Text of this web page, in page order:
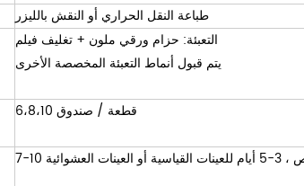
طباعة النقل الحراري أو النقش بالليزر
التعبئة: حزام ورقي ملون + تغليف فيلم
يتم قبول أنماط التعبئة المخصصة الأخرى
6،8،10 قطعة / صندوق